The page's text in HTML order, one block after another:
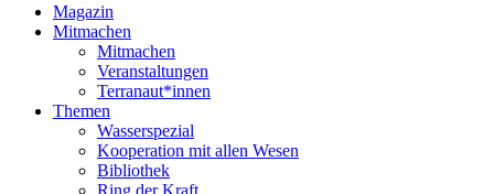
Magazin
Mitmachen
Mitmachen
Veranstaltungen
Terranaut*innen
Themen
Wasserspezial
Kooperation mit allen Wesen
Bibliothek
Ring der Kraft